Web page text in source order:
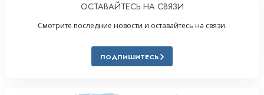
ОСТАВАЙТЕСЬ НА СВЯЗИ
Смотрите последние новости и оставайтесь на связи.
ПОДПИШИТЕСЬ